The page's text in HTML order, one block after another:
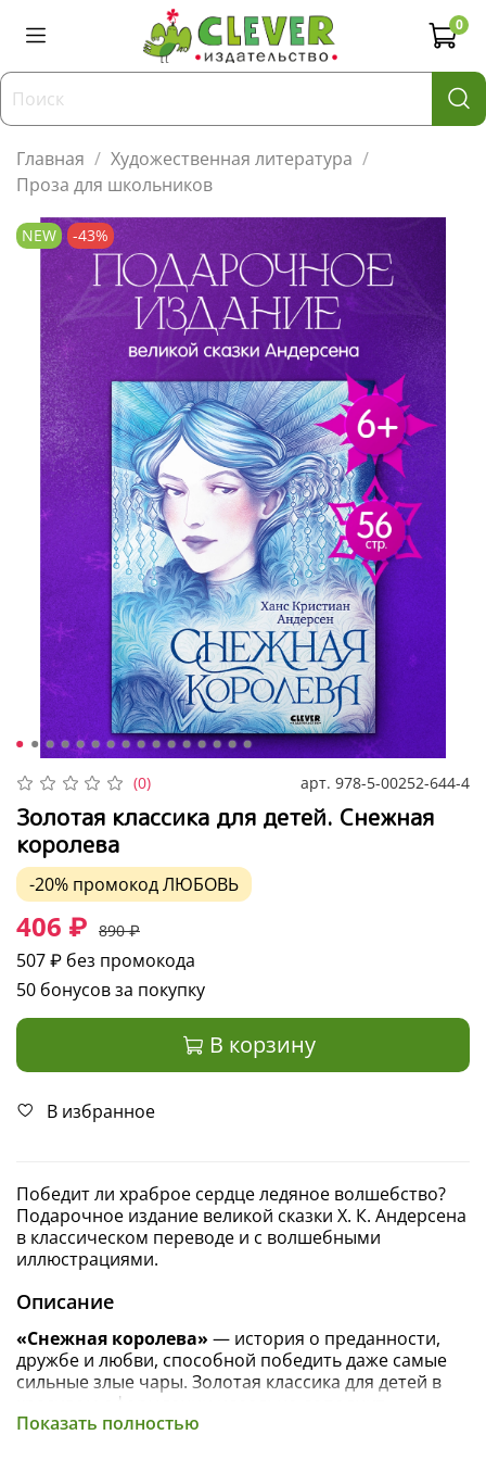
0
Главная
Художественная литература
Проза для школьников
NEW -43%
(0) арт. 978-5-00252-644-4
Золотая классика для детей. Снежная
королева
-20% промокодЛЮБОВЬ
406 ₽ 890 ₽
507 ₽ без промокода
50 бонусов за покупку
В корзину
В избранное
Победит ли храброе сердце ледяное волшебство?
Подарочное издание великой сказки Х. К. Андерсена
в классическом переводе и с волшебными
иллюстрациями.
Описание
«Снежная королева» — история о преданности,
дружбе и любви, способной победить даже самые
сильные злые чары. Золотая классика для детей в
красивом оформлении идеально дополнит
домашнюю библиотеку и погрузит вас в настоящее
Показать полностью